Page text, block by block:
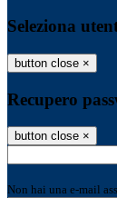
Seleziona
button close ×
Recupero
button close ×
Non hai una e-mail